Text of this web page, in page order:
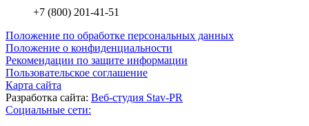
+7 (800) 201-41-51
Положение по обработке персональных данных
Положение о конфиденциальности
Рекомендации по защите информации
Пользовательское соглашение
Карта сайта
Разработка сайта: Веб-студия Stav-PR
Социальные сети: